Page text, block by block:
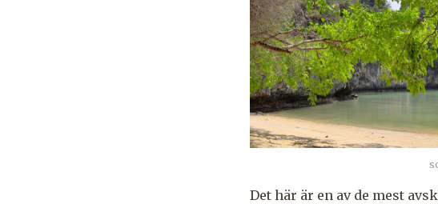
Det här är en av de mest